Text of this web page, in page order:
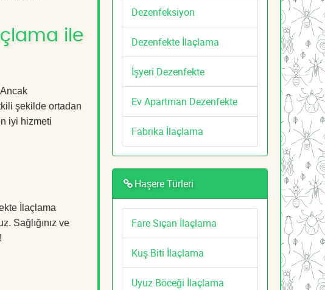
ile
şekilde ortadan
iyi hizmeti
İlaçlama
Sağlığınız ve
Dezenfeksiyon
Dezenfekte İlaçlama
İşyeri Dezenfekte
Ev Apartman Dezenfekte
Fabrika İlaçlama
Haşere Türleri
Fare Sıçan İlaçlama
Kuş Biti İlaçlama
Uyuz Böceği İlaçlama